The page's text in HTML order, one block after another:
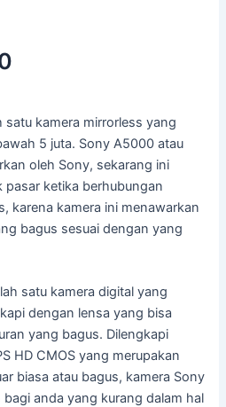
kamera mirrorless yang
5 juta. Sony A5000 atau
oleh Sony, sekarang ini
ketika berhubungan
karena kamera ini menawarkan
bagus sesuai dengan yang
satu kamera digital yang
dengan lensa yang bisa
yang bagus. Dilengkapi
HD CMOS yang merupakan
biasa atau bagus, kamera Sony
anda yang kurang dalam hal